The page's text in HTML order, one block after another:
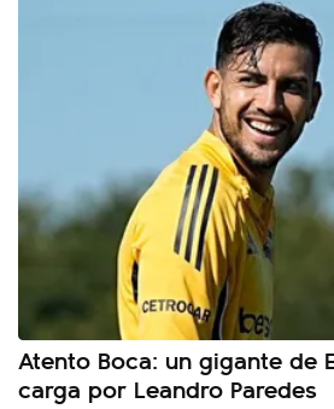
Atento Boca: un gigante de
carga por Leandro Paredes